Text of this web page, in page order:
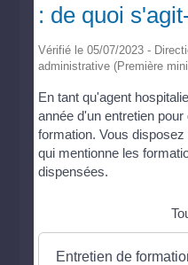
: de quoi
Vérifié le 05/07/2023 -
administrative (Première
En tant qu'agent
année d'un entretien
formation. Vous
qui mentionne les
dispensées.
Entretien de